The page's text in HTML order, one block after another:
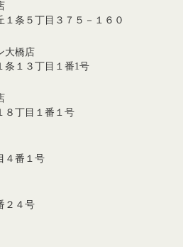
条５丁目３７５－１６０
大橋店
条１３丁目１番1号
８丁目１番１号
４番１号
２４号